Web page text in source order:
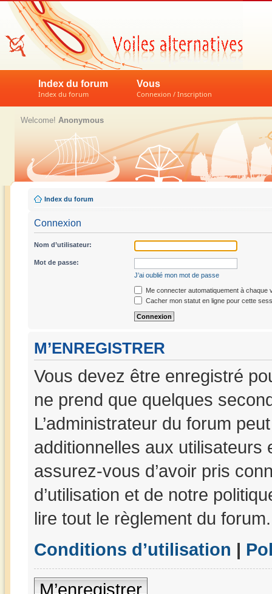
Index du forum
Index du forum
Vous
Connexion / Inscription
Welcome! Anonymous
Index du forum
Connexion
Nom d’utilisateur:
Mot de passe:
J’ai oublié mon mot de passe
Me connecter automatiquement à chaque
Cacher mon statut en ligne pour cette
M’ENREGISTRER
Vous devez être enregistré
ne prend que quelques
L’administrateur du forum
additionnelles aux utilisateurs
assurez-vous d’avoir pris
d’utilisation et de notre
lire tout le règlement du forum.
Conditions d’utilisation |
M’enregistrer